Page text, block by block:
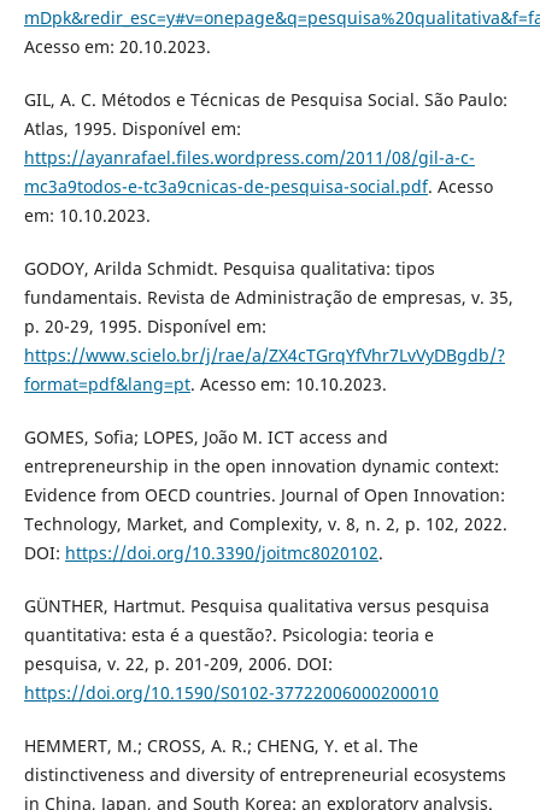
Acesso em: 20.10.2023.
GIL, A. C. Métodos e Técnicas de Pesquisa Social. São Paulo:
Atlas, 1995. Disponível em:
https://ayanrafael.files.wordpress.com/2011/08/gil-a-c-
mc3a9todos-e-tc3a9cnicas-de-pesquisa-social.pdf. Acesso
em: 10.10.2023.
GODOY, Arilda Schmidt. Pesquisa qualitativa: tipos
fundamentais. Revista de Administração de empresas, v. 35,
p. 20-29, 1995. Disponível em:
https://www.scielo.br/j/rae/a/ZX4cTGrqYfVhr7LvVyDBgdb/?
format=pdf&lang=pt. Acesso em: 10.10.2023.
GOMES, Sofia; LOPES, João M. ICT access and
entrepreneurship in the open innovation dynamic context:
Evidence from OECD countries. Journal of Open Innovation:
Technology, Market, and Complexity, v. 8, n. 2, p. 102, 2022.
DOI: https://doi.org/10.3390/joitmc8020102.
GÜNTHER, Hartmut. Pesquisa qualitativa versus pesquisa
quantitativa: esta é a questão?. Psicologia: teoria e
pesquisa, v. 22, p. 201-209, 2006. DOI:
https://doi.org/10.1590/S0102-37722006000200010
HEMMERT, M.; CROSS, A. R.; CHENG, Y. et al. The
distinctiveness and diversity of entrepreneurial ecosystems
in China, Japan, and South Korea: an exploratory analysis.